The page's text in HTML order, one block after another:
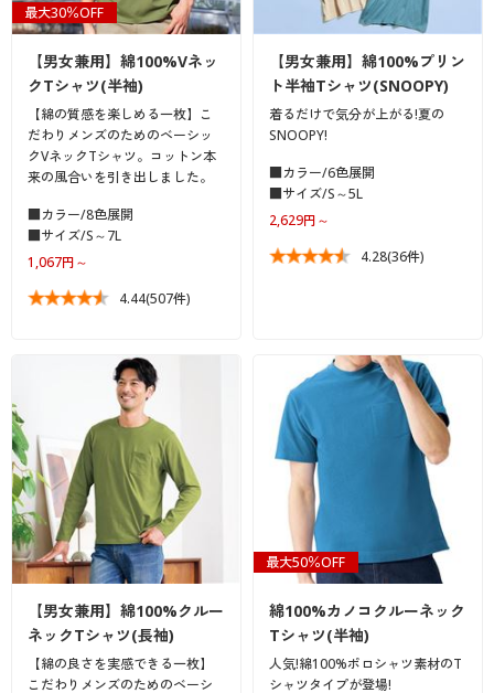
最大30％OFF
【男女兼用】綿100%Vネッ
クTシャツ(半袖)
【綿の質感を楽しめる一枚】こ
だわりメンズのためのベーシッ
クVネックTシャツ。コットン本
来の風合いを引き出しました。
■カラー/8色展開
■サイズ/S～7L
1,067円～
4.44(507件)
【男女兼用】綿100%プリン
ト半袖Tシャツ(SNOOPY)
着るだけで気分が上がる!夏の
SNOOPY!
■カラー/6色展開
■サイズ/S～5L
2,629円～
4.28(36件)
【男女兼用】綿100%クルー
ネックTシャツ(長袖)
【綿の良さを実感できる一枚】
こだわりメンズのためのベーシ
最大50％OFF
綿100%カノコクルーネック
Tシャツ(半袖)
人気!綿100%ポロシャツ素材のT
シャツタイプが登場!